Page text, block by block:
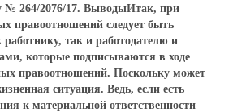
№ 264/2076/17. ВыводыИтак, при
правоотношений следует быть
так и работодателю и
которые подписываются в ходе
правоотношений. Поскольку может
ситуация. Ведь, если есть
к материальной ответственности